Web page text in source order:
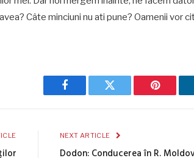
Câte minciuni nu ati pune? Oamenii vor
Facebook Twitter Pinterest
NEXT ARTICLE
Dodon: Conducerea în R.